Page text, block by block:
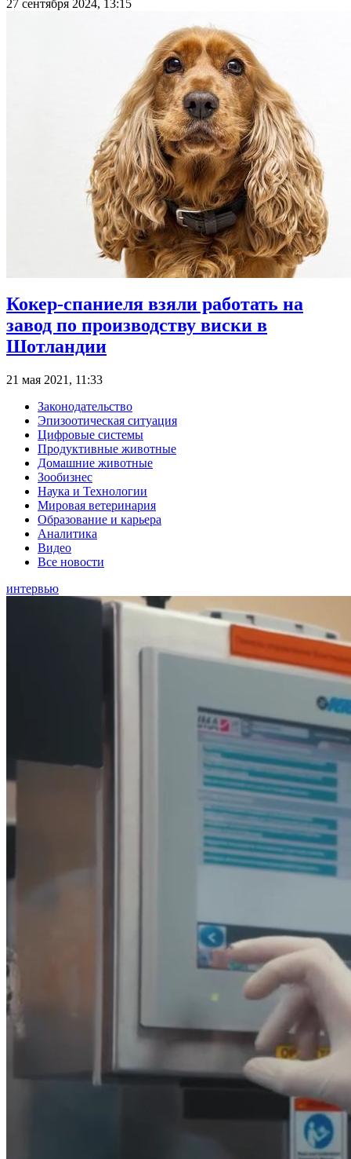
27 сентября 2024, 13:15
Кокер-спаниеля взяли работать на
завод по производству виски в
Шотландии
21 мая 2021, 11:33
Законодательство
Эпизоотическая ситуация
Цифровые системы
Продуктивные животные
Домашние животные
Зообизнес
Наука и Технологии
Мировая ветеринария
Образование и карьера
Аналитика
Видео
Все новости
интервью